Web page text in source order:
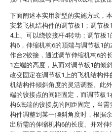
下面阐述本实用新型的实施方式，
安装飞机结构件的调节板1；调节
4上、可以绕铰接杆4转动；调节板
构6，伸缩机构6的顶端与调节板1
作台2铰接，通过调节伸缩机构6的
1左端的高度，从而对调节板1的倾
改变固定在调节板1上的飞机结构
机结构件倾斜角度的灵活调整。此
端的铰接点的间距固定，而调节板
构6底端的铰接点的间距固定，当
构件调整到某一倾斜角度时，根据
出所需的伸缩机构6的长度、并对伸